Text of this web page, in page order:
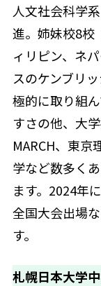
人文社会科学
進。姉妹校8校
ィリピン、ネ
スのケンブリ
極的に取り組
すさの他、大
MARCH、東京
学など数多く
ます。2024年
全国大会出場
す。
札幌日本大学